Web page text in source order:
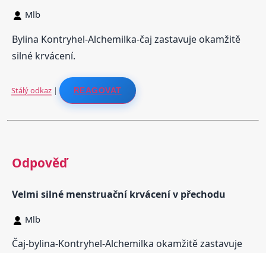
Mlb
Bylina Kontryhel-Alchemilka-čaj zastavuje okamžitě
silné krvácení.
Stálý odkaz| REAGOVAT
Odpověď
Velmi silné menstruační krvácení v přechodu
Mlb
Čaj-bylina-Kontryhel-Alchemilka okamžitě zastavuje